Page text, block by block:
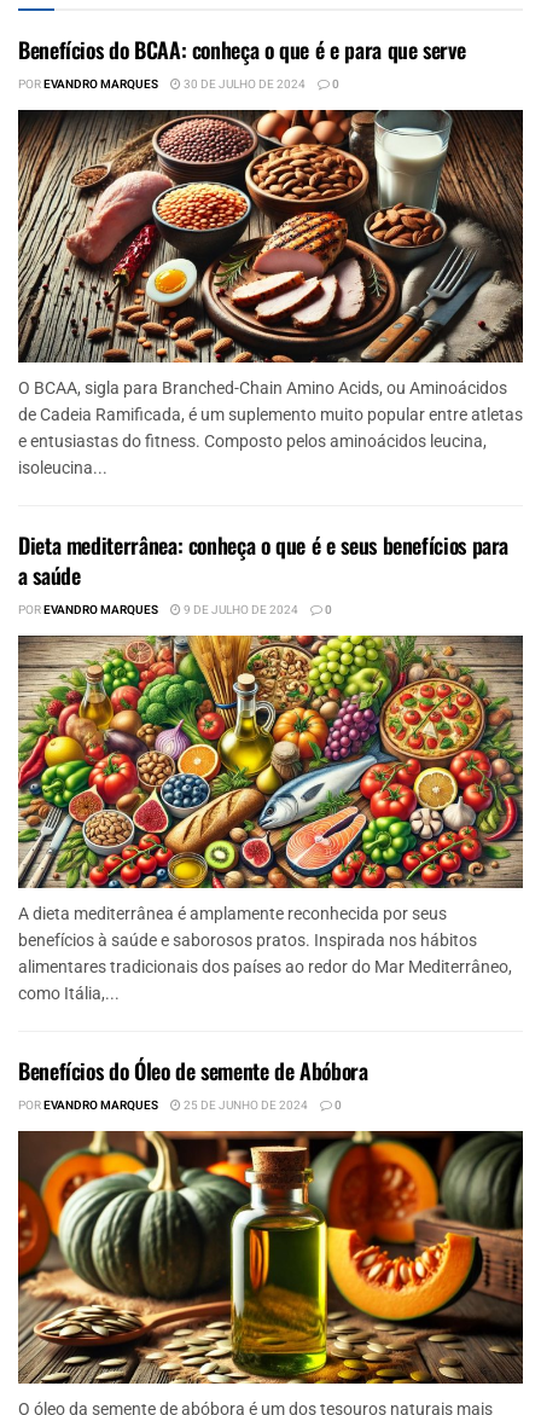
Benefícios do BCAA: conheça o que é e para que serve
POREVANDRO MARQUES 30 DE JULHO DE 2024 0
O BCAA, sigla para Branched-Chain Amino Acids, ou Aminoácidos
de Cadeia Ramificada, é um suplemento muito popular entre atletas
e entusiastas do fitness. Composto pelos aminoácidos leucina,
isoleucina...
Dieta mediterrânea: conheça o que é e seus benefícios para
a saúde
POREVANDRO MARQUES 9 DE JULHO DE 2024 0
A dieta mediterrânea é amplamente reconhecida por seus
benefícios à saúde e saborosos pratos. Inspirada nos hábitos
alimentares tradicionais dos países ao redor do Mar Mediterrâneo,
como Itália,...
Benefícios do Óleo de semente de Abóbora
POREVANDRO MARQUES 25 DE JUNHO DE 2024 0
O óleo da semente de abóbora é um dos tesouros naturais mais